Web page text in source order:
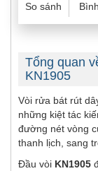
So sánh
Tổng quan
KN1905
Vòi rửa bát rút
những kiệt tác
đường nét vòng
thanh lịch, sang
Đầu vòi KN1905